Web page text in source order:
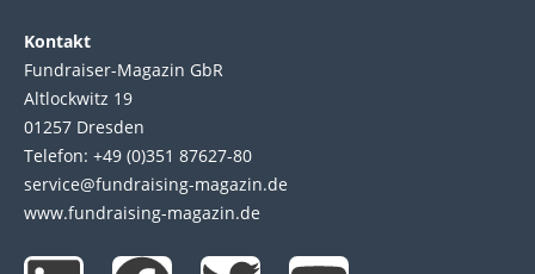
Kontakt
Fundraiser-Magazin GbR
Altlockwitz 19
01257 Dresden
Telefon: +49 (0)351 87627-80
service@fundraising-magazin.de
www.fundraising-magazin.de